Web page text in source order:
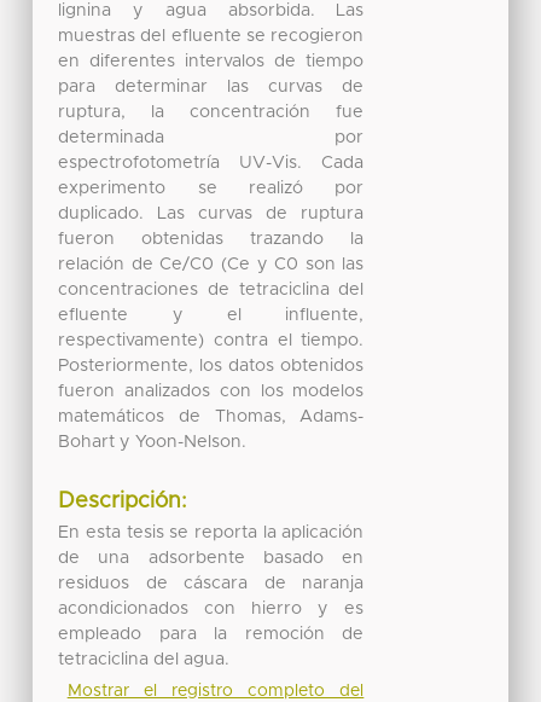
lignina y agua absorbida. Las
muestras del efluente se recogieron
en diferentes intervalos de tiempo
para determinar las curvas de
ruptura, la concentración fue
determinada por
espectrofotometría UV-Vis. Cada
experimento se realizó por
duplicado. Las curvas de ruptura
fueron obtenidas trazando la
relación de Ce/C0 (Ce y C0 son las
concentraciones de tetraciclina del
efluente y el influente,
respectivamente) contra el tiempo.
Posteriormente, los datos obtenidos
fueron analizados con los modelos
matemáticos de Thomas, Adams-
Bohart y Yoon-Nelson.
Descripción:
En esta tesis se reporta la aplicación
de una adsorbente basado en
residuos de cáscara de naranja
acondicionados con hierro y es
empleado para la remoción de
tetraciclina del agua.
Mostrar el registro completo del